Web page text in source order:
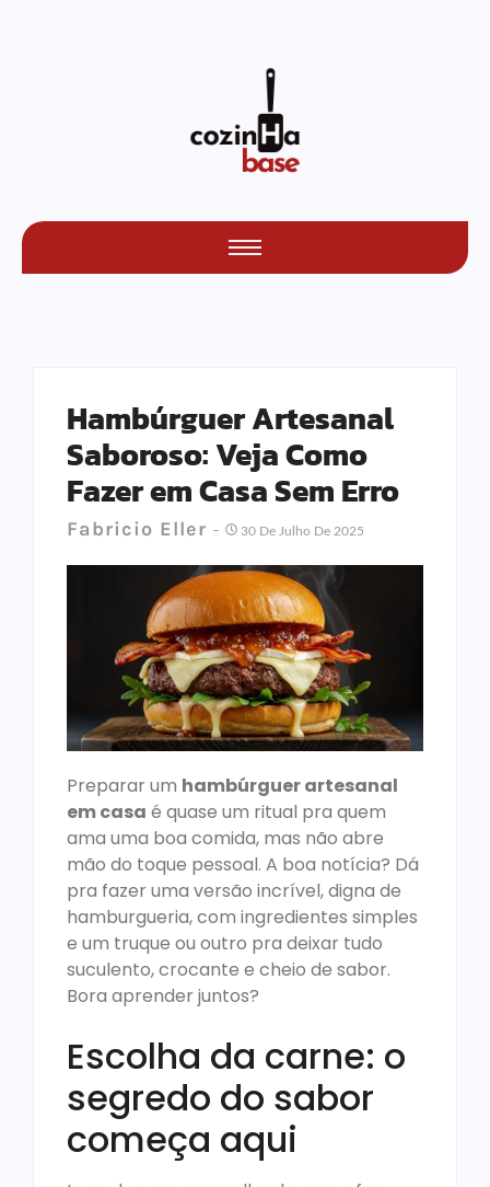
Hambúrguer Artesanal
Saboroso: Veja Como
Fazer em Casa Sem Erro
Fabricio Eller 30 De Julho De 2025
Preparar um hambúrguer artesanal
em casa é quase um ritual pra quem
ama uma boa comida, mas não abre
mão do toque pessoal. A boa notícia? Dá
pra fazer uma versão incrível, digna de
hamburgueria, com ingredientes simples
e um truque ou outro pra deixar tudo
suculento, crocante e cheio de sabor.
Bora aprender juntos?
Escolha da carne: o
segredo do sabor
começa aqui